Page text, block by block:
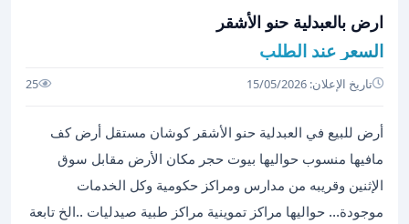
ارض بالعبدلية حنو الأشقر
السعر عند الطلب
تاريخ الإعلان: 15/05/2026 25
أرض للبيع في العبدلية حنو الأشقر كوشان مستقل أرض كف
مافيها منسوب حواليها بيوت حجر مكان الأرض مقابل سوق
الإثنين وقريبه من مدارس ومراكز حكومية وكل الخدمات
موجودة… حواليها مراكز تموينية مراكز طبية صيدليات ..الخ تابعة